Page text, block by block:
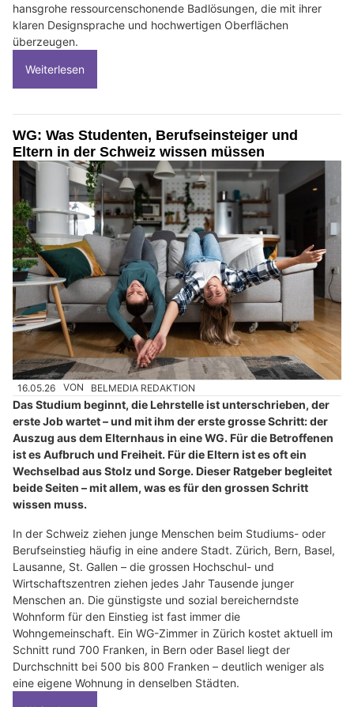
hansgrohe ressourcenschonende Badlösungen, die mit ihrer
klaren Designsprache und hochwertigen Oberflächen
überzeugen.
Weiterlesen
WG: Was Studenten, Berufseinsteiger und
Eltern in der Schweiz wissen müssen
16.05.26 VON BELMEDIA REDAKTION
Das Studium beginnt, die Lehrstelle ist unterschrieben, der
erste Job wartet – und mit ihm der erste grosse Schritt: der
Auszug aus dem Elternhaus in eine WG. Für die Betroffenen
ist es Aufbruch und Freiheit. Für die Eltern ist es oft ein
Wechselbad aus Stolz und Sorge. Dieser Ratgeber begleitet
beide Seiten – mit allem, was es für den grossen Schritt
wissen muss.
In der Schweiz ziehen junge Menschen beim Studiums- oder
Berufseinstieg häufig in eine andere Stadt. Zürich, Bern, Basel,
Lausanne, St. Gallen – die grossen Hochschul- und
Wirtschaftszentren ziehen jedes Jahr Tausende junger
Menschen an. Die günstigste und sozial bereicherndste
Wohnform für den Einstieg ist fast immer die
Wohngemeinschaft. Ein WG-Zimmer in Zürich kostet aktuell im
Schnitt rund 700 Franken, in Bern oder Basel liegt der
Durchschnitt bei 500 bis 800 Franken – deutlich weniger als
eine eigene Wohnung in denselben Städten.